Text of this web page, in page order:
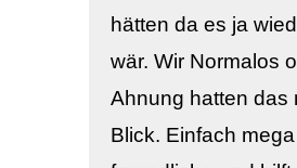
hätten da es ja
wär. Wir Normalos
Ahnung hatten das
Blick. Einfach mega